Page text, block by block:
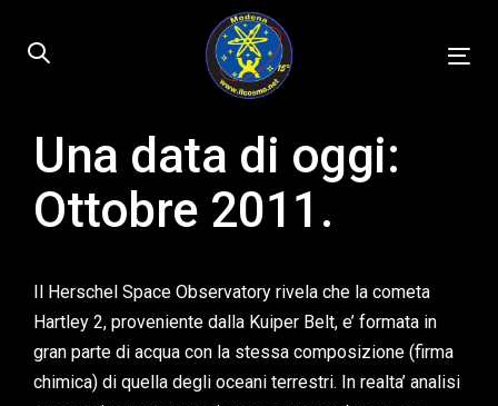
links
content
Published
on:Una data di oggi:
Ottobre 2011.
Il Herschel Space Observatory rivela che la cometa
Hartley 2, proveniente dalla Kuiper Belt, e’ formata in
gran parte di acqua con la stessa composizione (firma
chimica) di quella degli oceani terrestri. In realta’ analisi